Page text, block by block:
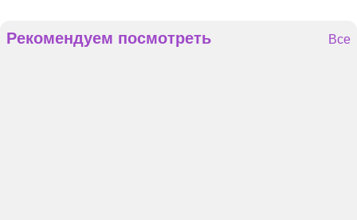
Рекомендуем посмотреть Все